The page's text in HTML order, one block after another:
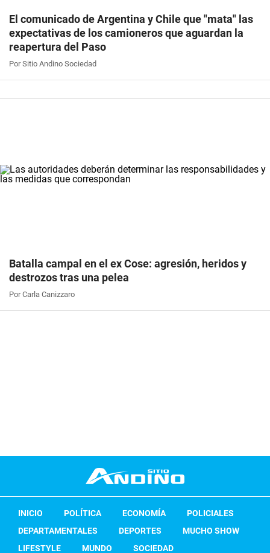
El comunicado de Argentina y Chile que "mata" las
expectativas de los camioneros que aguardan la
reapertura del Paso
Por Sitio Andino Sociedad
Batalla campal en el ex Cose: agresión, heridos y
destrozos tras una pelea
Por Carla Canizzaro
INICIO POLÍTICA ECONOMÍA
POLICIALES
DEPARTAMENTALES
DEPORTES
MUCHO SHOW
LIFESTYLE
MUNDO SOCIEDAD